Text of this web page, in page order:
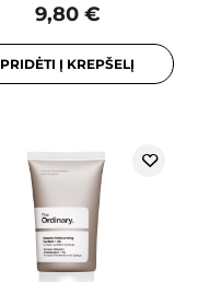
9,80 €
PRIDĖTI Į KREPŠELĮ